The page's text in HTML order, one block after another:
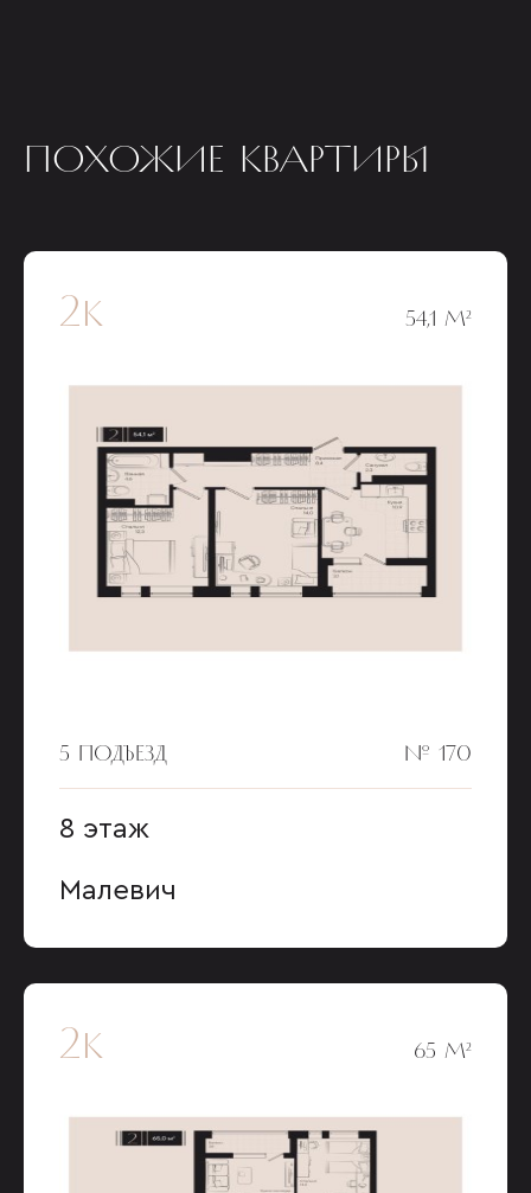
ПОХОЖИЕ КВАРТИРЫ
2к 54,1 М²
5 ПОДЪЕЗД № 170
8 этаж
Малевич
2к 65 М²